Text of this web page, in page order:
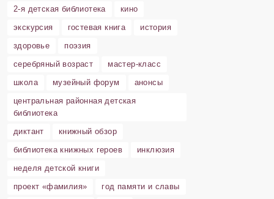
2-я детская библиотека
кино
экскурсия
гостевая книга
история
здоровье
поэзия
серебряный возраст
мастер-класс
школа
музейный форум
анонсы
центральная районная детская
библиотека
диктант
книжный обзор
библиотека книжных героев
инклюзия
неделя детской книги
проект «фамилия»
год памяти и славы